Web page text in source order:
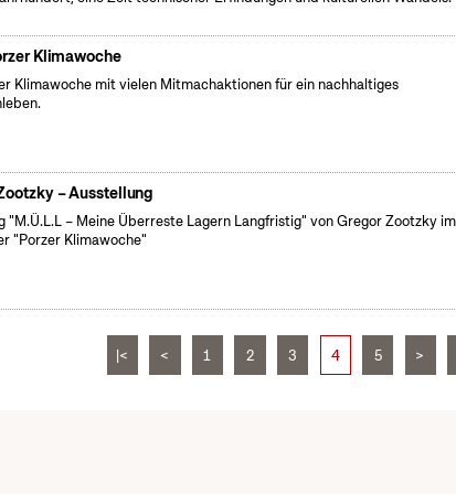
Klimawoche
Klimawoche mit vielen Mitmachaktionen für ein nachhaltiges
– Ausstellung
"M.Ü.L.L – Meine Überreste Lagern Langfristig" von Gregor Zootzky im
"Porzer Klimawoche"
|< < 1 2 3 4 5 >